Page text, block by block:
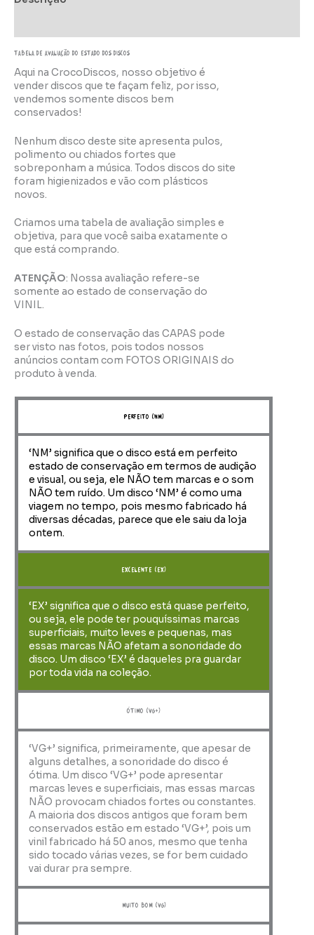
TABELA DE AVALIAÇÃo do estado dos discos
Aqui na CrocoDiscos, nosso objetivo é
vender discos que te façam feliz, por isso,
vendemos somente discos bem
conservados!
Nenhum disco deste site apresenta pulos,
polimento ou chiados fortes que
sobreponham a música. Todos discos do site
foram higienizados e vão com plásticos
novos.
Criamos uma tabela de avaliação simples e
objetiva, para que você saiba exatamente o
que está comprando.
ATENÇÃO: Nossa avaliação refere-se
somente ao estado de conservação do
VINIL.
O estado de conservação das CAPAS pode
ser visto nas fotos, pois todos nossos
anúncios contam com FOTOS ORIGINAIS do
produto à venda.
perfeito (NM)
‘NM’ significa que o disco está em perfeito
estado de conservação em termos de audição
e visual, ou seja, ele NÃO tem marcas e o som
NÃO tem ruído. Um disco ‘NM’ é como uma
viagem no tempo, pois mesmo fabricado há
diversas décadas, parece que ele saiu da loja
ontem.
Excelente (EX)
‘EX’ significa que o disco está quase perfeito,
ou seja, ele pode ter pouquíssimas marcas
superficiais, muito leves e pequenas, mas
essas marcas NÃO afetam a sonoridade do
disco. Um disco ‘EX’ é daqueles pra guardar
por toda vida na coleção.
ótimo (VG+)
‘VG+’ significa, primeiramente, que apesar de
alguns detalhes, a sonoridade do disco é
ótima. Um disco ‘VG+’ pode apresentar
marcas leves e superficiais, mas essas marcas
NÃO provocam chiados fortes ou constantes.
A maioria dos discos antigos que foram bem
conservados estão em estado ‘VG+’, pois um
vinil fabricado há 50 anos, mesmo que tenha
sido tocado várias vezes, se for bem cuidado
vai durar pra sempre.
muito bom (VG)